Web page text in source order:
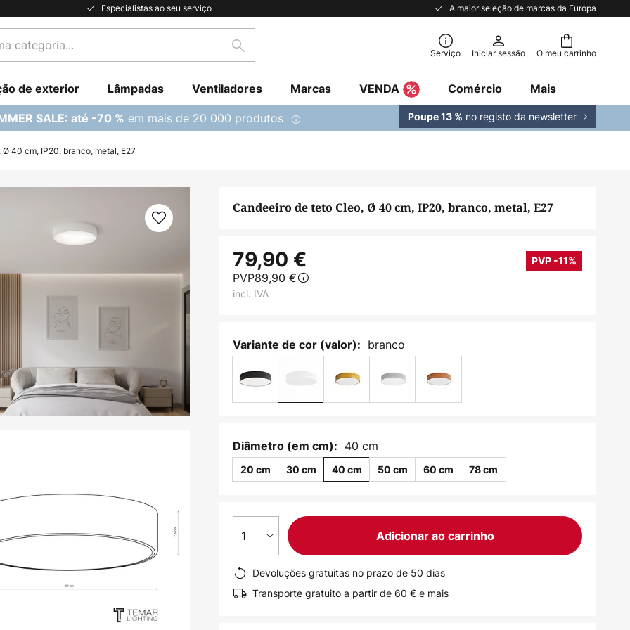
Especialistas ao seu serviço A maior seleção de marcas da Europa
O meu carrinho
Pesquisar Serviço Iniciar sessão
de exterior Lâmpadas Ventiladores Marcas VENDA Comércio Mais
SALE: até -70 % em mais de 20 000 produtos Poupe 13 % no registo da newsletter
40 cm, IP20, branco, metal, E27
Candeeiro de teto Cleo, Ø 40 cm, IP20, branco, metal, E27
79,90 € PVP -11%
PVP89,90 €
incl. IVA
Variante de cor (valor): branco
Diâmetro (em cm): 40 cm
20 cm 30 cm 40 cm 50 cm 60 cm 78 cm
1 Adicionar ao carrinho
Devoluções gratuitas no prazo de 50 dias
Transporte gratuito a partir de 60 € e mais